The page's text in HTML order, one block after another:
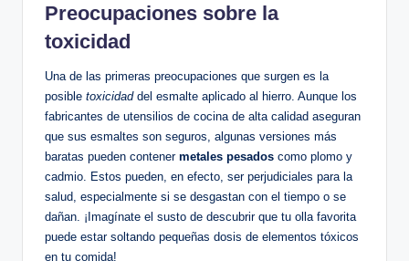
Preocupaciones ⁣sobre la
toxicidad
Una de las primeras preocupaciones que surgen es la
posible toxicidaddel esmalte aplicado ⁢al hierro. Aunque los⁣
fabricantes de utensilios de cocina de alta calidad aseguran
que sus esmaltes son seguros, algunas versiones más
baratas pueden⁢ contener metales pesados ‍como plomo y
cadmio.⁤ Estos pueden, en efecto, ser perjudiciales para la
salud, especialmente si se desgastan con el ‌tiempo o se
dañan. ¡Imagínate el susto ⁢de descubrir que ​tu olla favorita
puede estar soltando‍ pequeñas dosis​ de elementos tóxicos
en tu comida!